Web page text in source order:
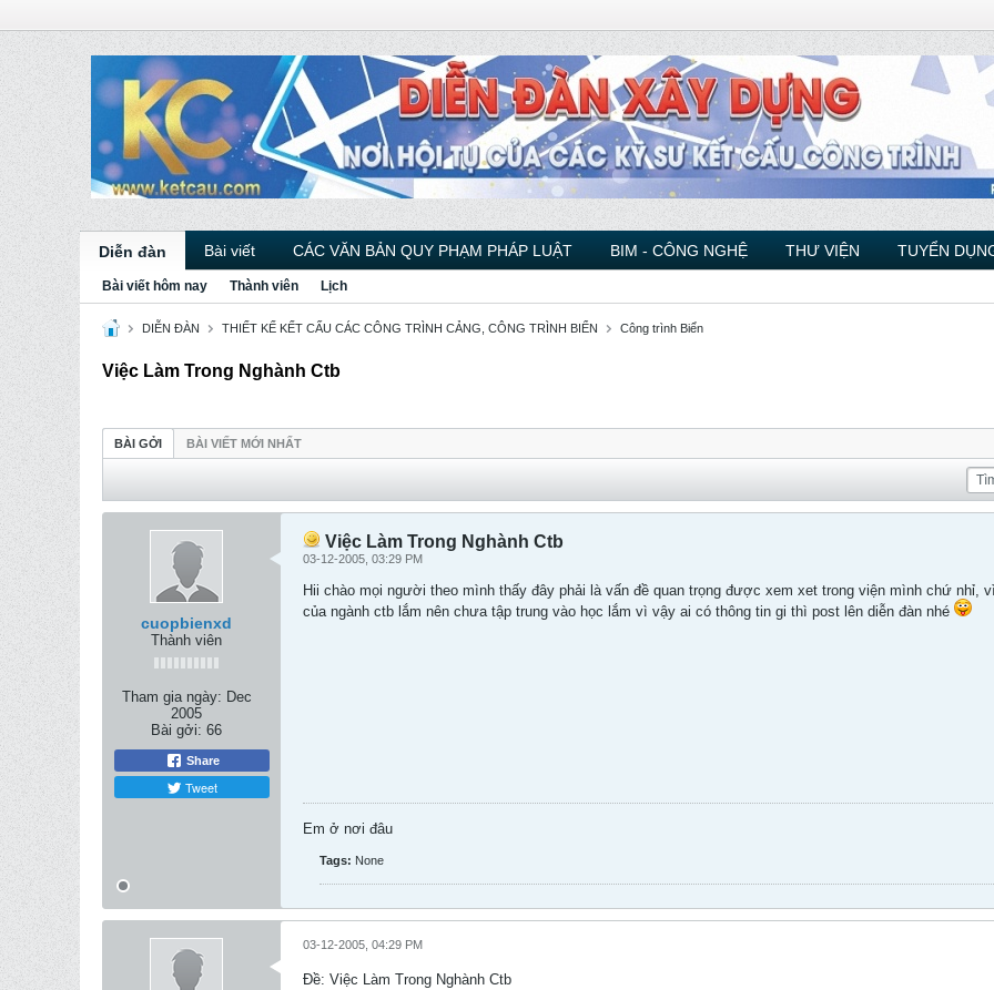
Diễn đàn Bài viết CÁC VĂN BẢN QUY PHẠM PHÁP LUẬT BIM - CÔNG NGHỆ THƯ VIỆN TUYỂN
Bài viết hôm nay Thành viên Lịch
DIỄN ĐÀN THIẾT KẾ KẾT CẤU CÁC CÔNG TRÌNH CẢNG, CÔNG TRÌNH BIỂN Công trình Biển
Việc Làm Trong Nghành Ctb
BÀI GỞI BÀI VIẾT MỚI NHẤT
cuopbienxd
Thành viên
Tham gia ngày: Dec
2005
Bài gởi: 66
Share
Tweet
Việc Làm Trong Nghành Ctb
03-12-2005, 03:29 PM
Hii chào mọi người theo mình thấy đây phải là vấn đề quan trọng được xem xet trong viện mình chứ nhỉ,
của ngành ctb lắm nên chưa tập trung vào học lắm vì vậy ai có thông tin gi thì post lên diễn đàn nhé
Em ở nơi đâu
Tags: None
03-12-2005, 04:29 PM
Ðề: Việc Làm Trong Nghành Ctb